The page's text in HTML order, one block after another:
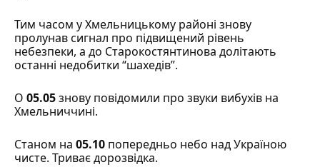
Тим часом у Хмельницькому районі знову
пролунав сигнал про підвищений рівень
небезпеки, а до Старокостянтинова долітають
останні недобитки “шахедів”.
О 05.05знову повідомили про звуки вибухів на
Хмельниччині.
Станом на 05.10 попередньо небо над Україною
чисте. Триває дорозвідка.